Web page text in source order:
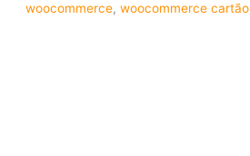
woocommerce, woocommerce cartão